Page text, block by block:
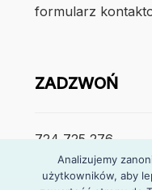
formularz
ZADZWOŃ
724 725 276
poniedzialek –
Analizujemy
użytkowników, aby